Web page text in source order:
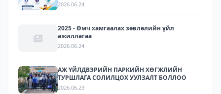
2026.06.24
2025 - Өмч хамгаалах зөвлөлийн үйл
ажиллагаа
2026.06.24
АЖ ҮЙЛДВЭРИЙН ПАРКИЙН ХӨГЖЛИЙН
ТУРШЛАГА СОЛИЛЦОХ УУЛЗАЛТ БОЛЛОО
2026.06.23